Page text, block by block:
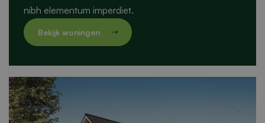
nibh elementum imperdiet.